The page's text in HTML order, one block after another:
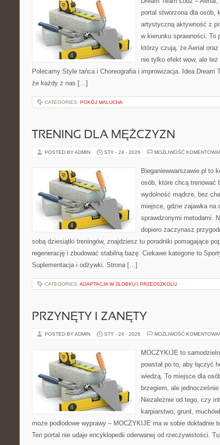
portal stworzona dla osób,
artystyczną aktywność z
w kierunku sprawności.
którzy czują, że Aerial
nie tylko efekt wow, ale
Polecamy Style tańca i Choreografia i improwizacja. Idea Dream
że każdy z nas […]
CATEGORIES: POKÓJ MALUCHA
TRENING DLA MĘŻCZYZN
POSTED BY ADMIN STY - 24 - 2026 MOŻLIWOŚĆ
Bieganiewwarszawie.pl to
osób, które chcą trenować
wydolność mądrze, bez
miejsce, gdzie zajawka na
sprawdzonymi metodami.
dopiero zaczynasz
sobą dziesiątki treningów, znajdziesz tu poradniki pomagające
regenerację i zbudować stabilną bazę. Ciekawe kategorie to
Suplementacja i odżywki. Strona […]
CATEGORIES: ADAPTACJA W ŻŁOBKU I PRZEDSZKOLU
PRZYNĘTY I ZANĘTY
POSTED BY ADMIN STY - 24 - 2026 MOŻLIWOŚĆ
MOCZYKIJE to
powstał po to, aby łączyć
wiedzą. To miejsce dla
brzegiem, ale
Niezależnie od tego, czy
karpiarstwo, grunt,
może podlodowe wyprawy – MOCZYKIJE ma w sobie dokładnie
Ten portal nie udaje encyklopedii oderwanej od rzeczywistości.